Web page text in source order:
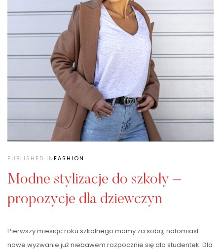
PUBLISHED INFASHION
Modne stylizacje do szkoły –
propozycje dla dziewczyn
Pierwszy miesiąc roku szkolnego mamy za sobą, natomiast
nowe wyzwanie już niebawem rozpocznie się dla studentek. Dla